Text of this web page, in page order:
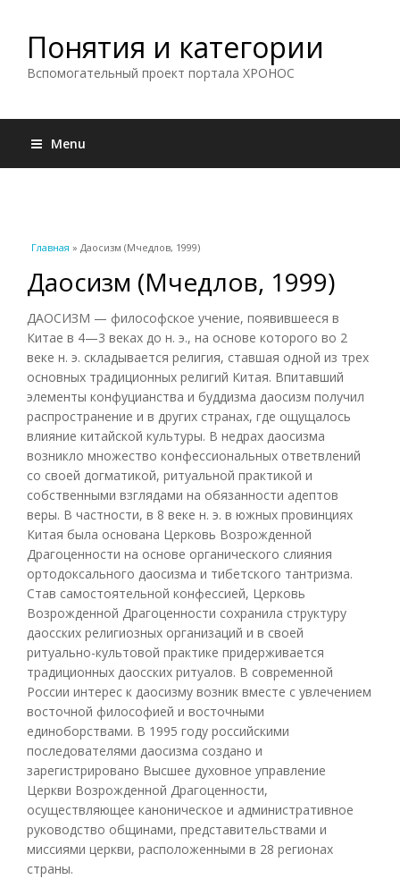
Понятия и категории
Вспомогательный проект портала ХРОНОС
Menu
Вы здесь
Главная » Даосизм (Мчедлов, 1999)
Даосизм (Мчедлов, 1999)
ДАОСИЗМ — философское учение, появившееся в
Китае в 4—3 веках до н. э., на основе которого во 2
веке н. э. складывается религия, ставшая одной из трех
основных традиционных религий Китая. Впитавший
элементы конфуцианства и буддизма даосизм получил
распространение и в других странах, где ощущалось
влияние китайской культуры. В недрах даосизма
возникло множество конфессиональных ответвлений
со своей догматикой, ритуальной практикой и
собственными взглядами на обязанности адептов
веры. В частности, в 8 веке н. э. в южных провинциях
Китая была основана Церковь Возрожденной
Драгоценности на основе органического слияния
ортодоксального даосизма и тибетского тантризма.
Став самостоятельной конфессией, Церковь
Возрожденной Драгоценности сохранила структуру
даосских религиозных организаций и в своей
ритуально-культовой практике придерживается
традиционных даосских ритуалов. В современной
России интерес к даосизму возник вместе с увлечением
восточной философией и восточными
единоборствами. В 1995 году российскими
последователями даосизма создано и
зарегистрировано Высшее духовное управление
Церкви Возрожденной Драгоценности,
осуществляющее каноническое и административное
руководство общинами, представительствами и
миссиями церкви, расположенными в 28 регионах
страны.